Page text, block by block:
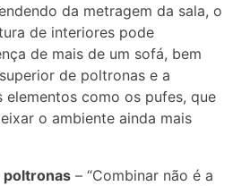
da metragem da sala, o
de interiores pode
de mais de um sofá, bem
de poltronas e a
elementos como os pufes, que
o ambiente ainda mais
poltronas – “Combinar não é a